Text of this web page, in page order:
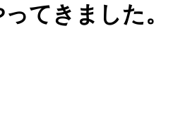
てきました。